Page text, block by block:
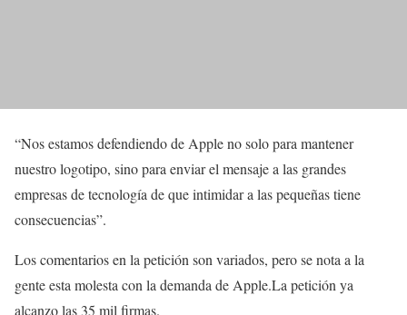
“Nos estamos defendiendo de Apple no solo para mantener
nuestro logotipo, sino para enviar el mensaje a las grandes
empresas de tecnología de que intimidar a las pequeñas tiene
consecuencias”.
Los comentarios en la petición son variados, pero se nota a la
gente esta molesta con la demanda de Apple.La petición ya
alcanzo las 35 mil firmas.